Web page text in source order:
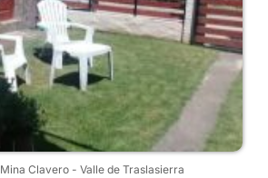
Mina Clavero - Valle de Traslasierra